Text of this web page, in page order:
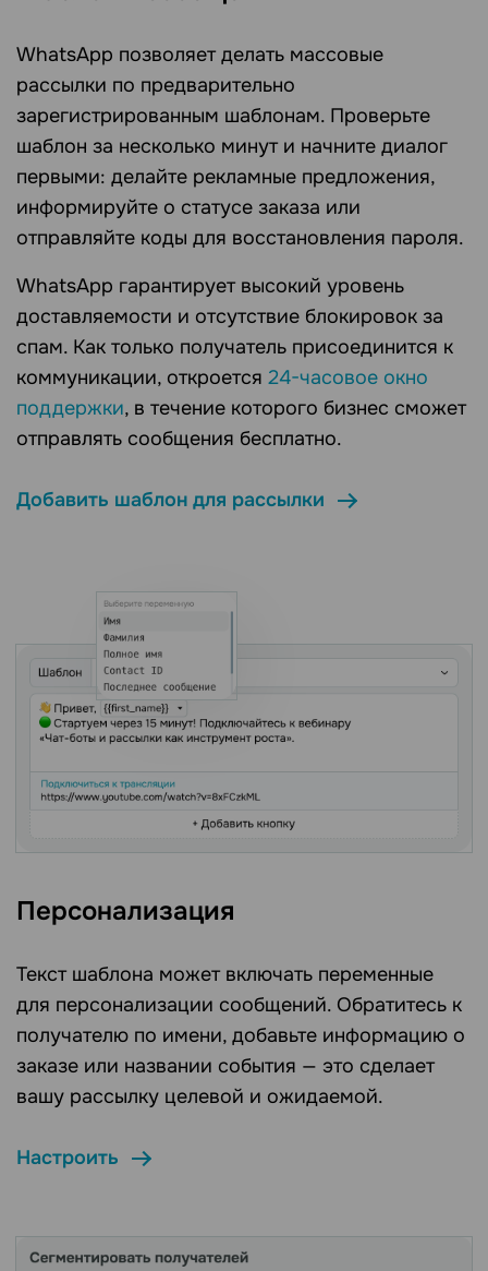
WhatsApp позволяет делать массовые
рассылки по предварительно
зарегистрированным шаблонам. Проверьте
шаблон за несколько минут и начните диалог
первыми: делайте рекламные предложения,
информируйте о статусе заказа или
отправляйте коды для восстановления пароля.
WhatsApp гарантирует высокий уровень
доставляемости и отсутствие блокировок за
спам. Как только получатель присоединится к
коммуникации, откроется 24-часовое окно
поддержки, в течение которого бизнес сможет
отправлять сообщения бесплатно.
Добавить шаблон для рассылки
Персонализация
Текст шаблона может включать переменные
для персонализации сообщений. Обратитесь к
получателю по имени, добавьте информацию о
заказе или названии события — это сделает
вашу рассылку целевой и ожидаемой.
Настроить